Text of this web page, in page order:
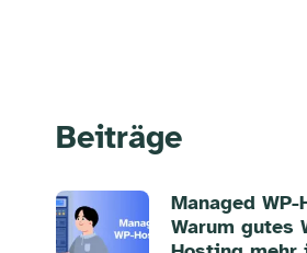
Beiträge
Managed WP-
Warum gutes